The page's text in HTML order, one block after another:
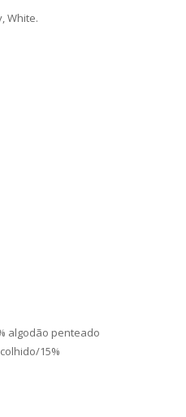
White.
algodão penteado
15%